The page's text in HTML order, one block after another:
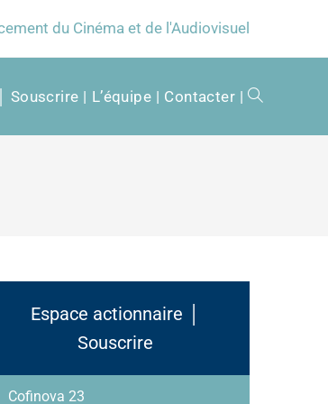
du Cinéma et de l'Audiovisuel
Souscrire L’équipe Contacter
Espace actionnaire │
Souscrire
Cofinova 23